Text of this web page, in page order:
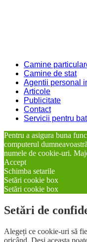
Camine
Camine de stat
Agentii personal
Articole
Publicitate
Contact
Servicii pentru
Pentru a asigura buna
computerul
numele de cookie-uri.
Accept
Schimba setarile
Setări cookie box
Setări cookie box
Setări de
Alegeți ce cookie-uri să
oricând. Deși aceasta